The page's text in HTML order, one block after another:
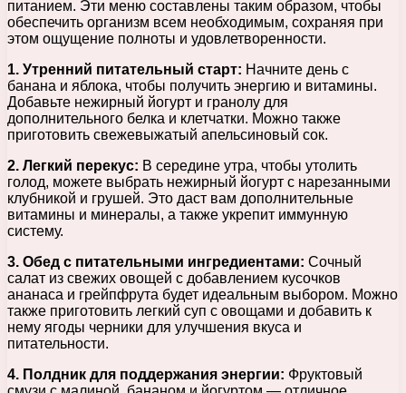
питанием. Эти меню составлены таким образом, чтобы
обеспечить организм всем необходимым, сохраняя при
этом ощущение полноты и удовлетворенности.
1. Утренний питательный старт: Начните день с
банана и яблока, чтобы получить энергию и витамины.
Добавьте нежирный йогурт и гранолу для
дополнительного белка и клетчатки. Можно также
приготовить свежевыжатый апельсиновый сок.
2. Легкий перекус: В середине утра, чтобы утолить
голод, можете выбрать нежирный йогурт с нарезанными
клубникой и грушей. Это даст вам дополнительные
витамины и минералы, а также укрепит иммунную
систему.
3. Обед с питательными ингредиентами: Сочный
салат из свежих овощей с добавлением кусочков
ананаса и грейпфрута будет идеальным выбором. Можно
также приготовить легкий суп с овощами и добавить к
нему ягоды черники для улучшения вкуса и
питательности.
4. Полдник для поддержания энергии: Фруктовый